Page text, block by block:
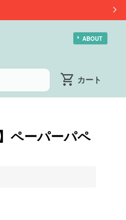
ABOUT
ペーパーパペ